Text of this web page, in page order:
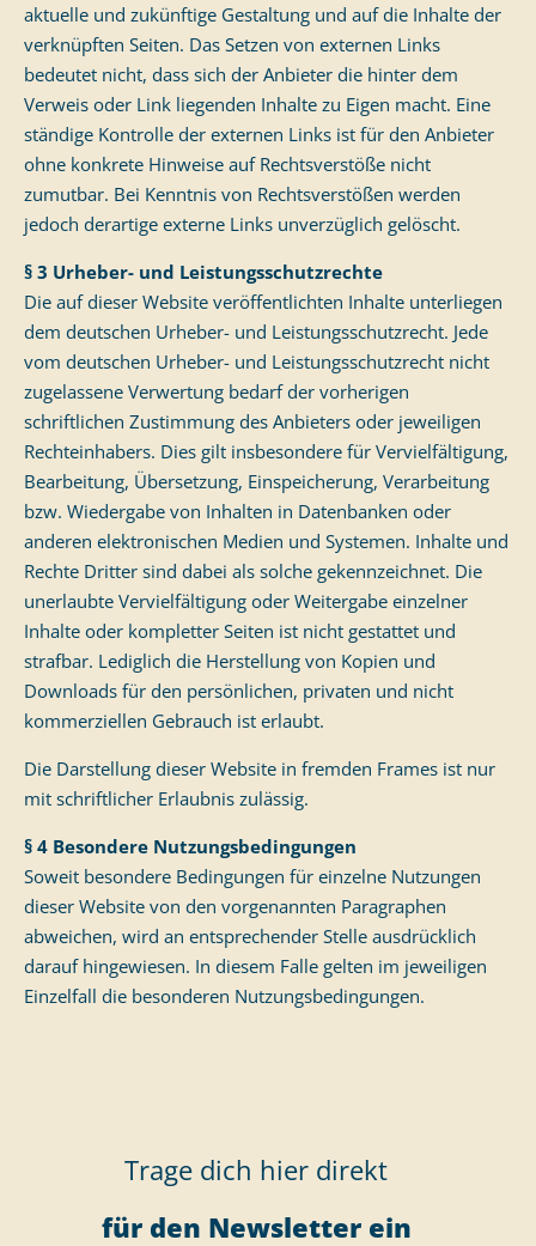
aktuelle und zukünftige Gestaltung und auf die Inhalte der
verknüpften Seiten. Das Setzen von externen Links
bedeutet nicht, dass sich der Anbieter die hinter dem
Verweis oder Link liegenden Inhalte zu Eigen macht. Eine
ständige Kontrolle der externen Links ist für den Anbieter
ohne konkrete Hinweise auf Rechtsverstöße nicht
zumutbar. Bei Kenntnis von Rechtsverstößen werden
jedoch derartige externe Links unverzüglich gelöscht.
§ 3 Urheber- und Leistungsschutzrechte
Die auf dieser Website veröffentlichten Inhalte unterliegen
dem deutschen Urheber- und Leistungsschutzrecht. Jede
vom deutschen Urheber- und Leistungsschutzrecht nicht
zugelassene Verwertung bedarf der vorherigen
schriftlichen Zustimmung des Anbieters oder jeweiligen
Rechteinhabers. Dies gilt insbesondere für Vervielfältigung,
Bearbeitung, Übersetzung, Einspeicherung, Verarbeitung
bzw. Wiedergabe von Inhalten in Datenbanken oder
anderen elektronischen Medien und Systemen. Inhalte und
Rechte Dritter sind dabei als solche gekennzeichnet. Die
unerlaubte Vervielfältigung oder Weitergabe einzelner
Inhalte oder kompletter Seiten ist nicht gestattet und
strafbar. Lediglich die Herstellung von Kopien und
Downloads für den persönlichen, privaten und nicht
kommerziellen Gebrauch ist erlaubt.
Die Darstellung dieser Website in fremden Frames ist nur
mit schriftlicher Erlaubnis zulässig.
§ 4 Besondere Nutzungsbedingungen
Soweit besondere Bedingungen für einzelne Nutzungen
dieser Website von den vorgenannten Paragraphen
abweichen, wird an entsprechender Stelle ausdrücklich
darauf hingewiesen. In diesem Falle gelten im jeweiligen
Einzelfall die besonderen Nutzungsbedingungen.
Trage dich hier direkt
für den Newsletter ein